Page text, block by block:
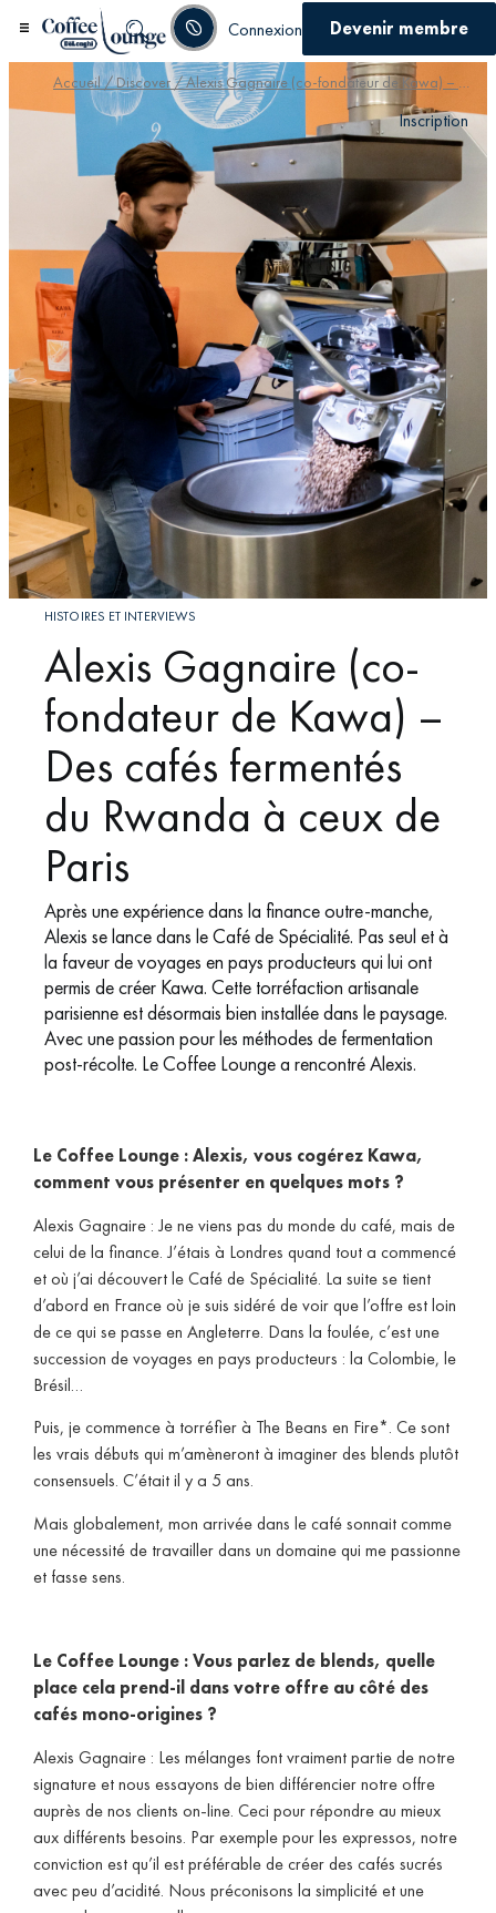
Connexion Devenir membre
Inscription
Accueil/Discover/ Alexis Gagnaire (co-fondateur de Kawa) – Des cafés fermentés du Rwanda à ceux de Paris
HISTOIRES ET INTERVIEWS
Alexis Gagnaire (co-
fondateur de Kawa) –
Des cafés fermentés
du Rwanda à ceux de
Paris
Après une expérience dans la finance outre-manche,
Alexis se lance dans le Café de Spécialité. Pas seul et à
la faveur de voyages en pays producteurs qui lui ont
permis de créer Kawa. Cette torréfaction artisanale
parisienne est désormais bien installée dans le paysage.
Avec une passion pour les méthodes de fermentation
post-récolte. Le Coffee Lounge a rencontré Alexis.
Le Coffee Lounge : Alexis, vous cogérez Kawa,
comment vous présenter en quelques mots ?
Alexis Gagnaire : Je ne viens pas du monde du café, mais de
celui de la finance. J’étais à Londres quand tout a commencé
et où j’ai découvert le Café de Spécialité. La suite se tient
d’abord en France où je suis sidéré de voir que l’offre est loin
de ce qui se passe en Angleterre. Dans la foulée, c’est une
succession de voyages en pays producteurs : la Colombie, le
Brésil…
Puis, je commence à torréfier à The Beans en Fire*. Ce sont
les vrais débuts qui m’amèneront à imaginer des blends plutôt
consensuels. C’était il y a 5 ans.
Mais globalement, mon arrivée dans le café sonnait comme
une nécessité de travailler dans un domaine qui me passionne
et fasse sens.
Le Coffee Lounge : Vous parlez de blends, quelle
place cela prend-il dans votre offre au côté des
cafés mono-origines ?
Alexis Gagnaire : Les mélanges font vraiment partie de notre
signature et nous essayons de bien différencier notre offre
auprès de nos clients on-line. Ceci pour répondre au mieux
aux différents besoins. Par exemple pour les expressos, notre
conviction est qu’il est préférable de créer des cafés sucrés
avec peu d’acidité. Nous préconisons la simplicité et une